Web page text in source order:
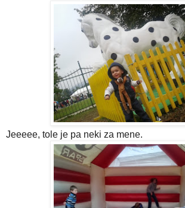
Jeeeee, tole je pa neki za mene.